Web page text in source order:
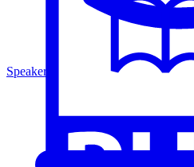
Speakers